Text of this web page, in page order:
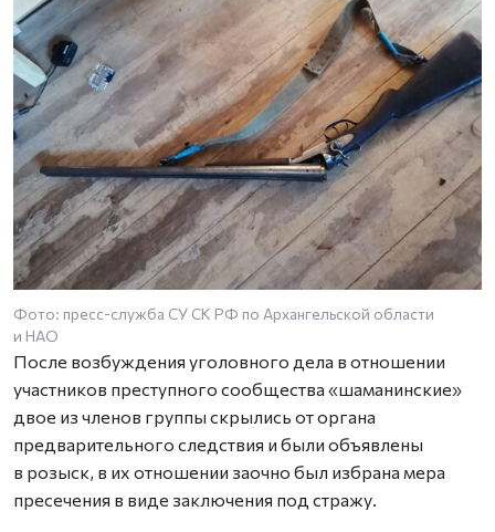
Фото: пресс-служба СУ СК РФ по Архангельской области
и НАО
После возбуждения уголовного дела в отношении
участников преступного сообщества «шаманинские»
двое из членов группы скрылись от органа
предварительного следствия и были объявлены
в розыск, в их отношении заочно был избрана мера
пресечения в виде заключения под стражу.